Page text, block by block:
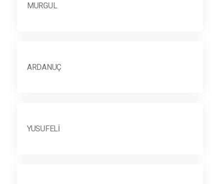
MURGUL
ARDANUÇ
YUSUFELI